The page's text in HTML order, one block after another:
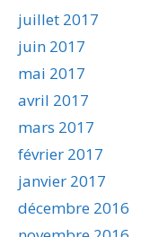
juillet 2017
juin 2017
mai 2017
avril 2017
mars 2017
février 2017
janvier 2017
décembre 2016